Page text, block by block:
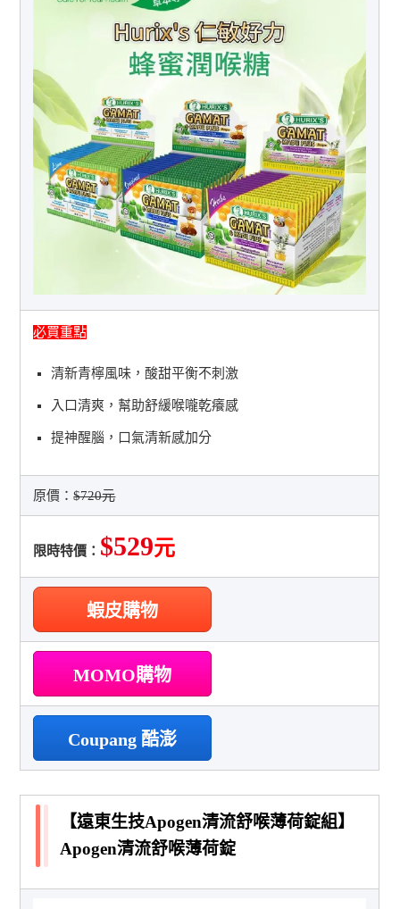
必買重點
清新青檸風味，酸甜平衡不刺激
入口清爽，幫助舒緩喉嚨乾癢感
提神醒腦，口氣清新感加分
原價：$720元
限時特價： $529元
蝦皮購物
MOMO購物
Coupang 酷澎
【遠東生技Apogen清流舒喉薄荷錠組】
Apogen清流舒喉薄荷錠